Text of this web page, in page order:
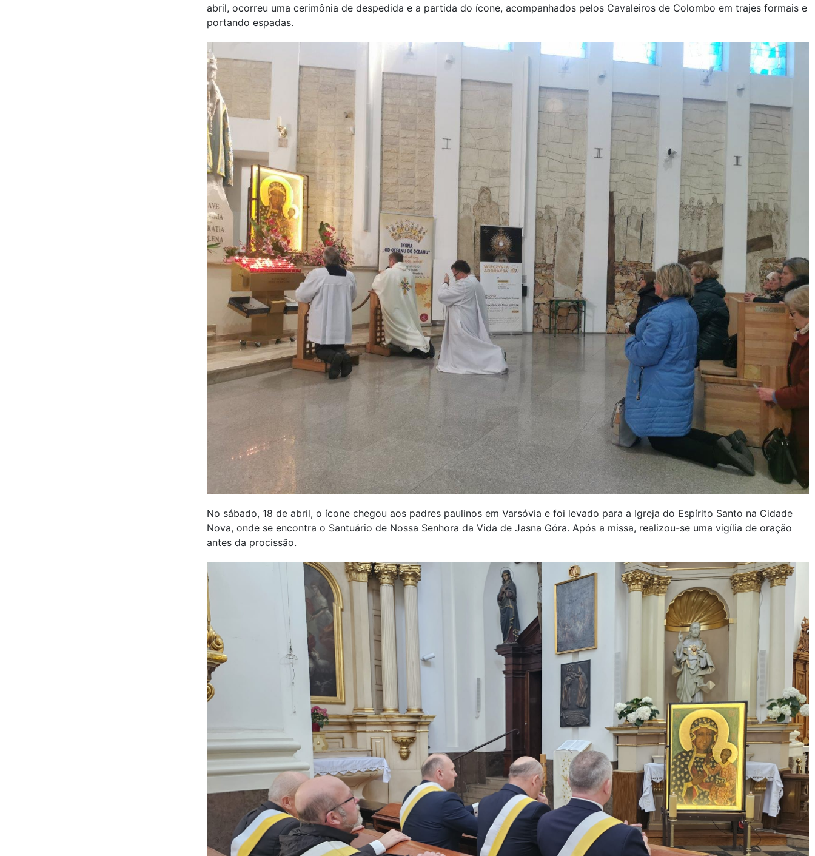
abril, ocorreu uma cerimônia de despedida e a partida do ícone, acompanhados pelos Cavaleiros de Colombo em trajes formais e
portando espadas.
No sábado, 18 de abril, o ícone chegou aos padres paulinos em Varsóvia e foi levado para a Igreja do Espírito Santo na Cidade
Nova, onde se encontra o Santuário de Nossa Senhora da Vida de Jasna Góra. Após a missa, realizou-se uma vigília de oração
antes da procissão.